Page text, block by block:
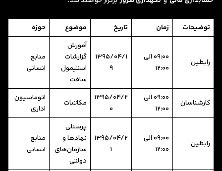
توضیحات زمان تاریخ موضوع حوزه
رابطین
09:00 الی
12:00
1395/04/1
9
آموزش
گزارشات
استیمول
سافت
منابع
انسانی
کارشناسان
09:00 الی
12:00
1395/04/2
0
مکاتبات
اتوماسیون
اداری
رابطین
09:00 الی
12:00
1395/04/2
1
پرسنلی
نهادها و
سازمان‌های
دولتی
منابع
انسانی